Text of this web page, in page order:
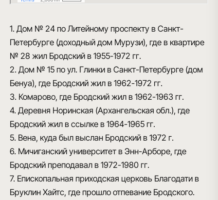
1. Дом № 24 по Литейному проспекту в Санкт-
Петербурге (доходный дом Мурузи), где в квартире
№ 28 жил Бродский в 1955-1972 гг.
2. Дом № 15 по ул. Глинки в Санкт-Петербурге (дом
Бенуа), где Бродский жил в 1962-1972 гг.
3. Комарово, где Бродский жил в 1962-1963 гг.
4. Деревня Норинская (Архангельская обл.), где
Бродский жил в ссылке в 1964-1965 гг.
5. Вена, куда был выслан Бродский в 1972 г.
6. Мичиганский университет в Энн-Арборе, где
Бродский преподавал в 1972-1980 гг.
7. Епископальная приходская церковь Благодати в
Бруклин Хайтс, где прошло отпевание Бродского.